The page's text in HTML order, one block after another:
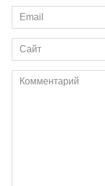
Email
*
Сайт
Комментарий